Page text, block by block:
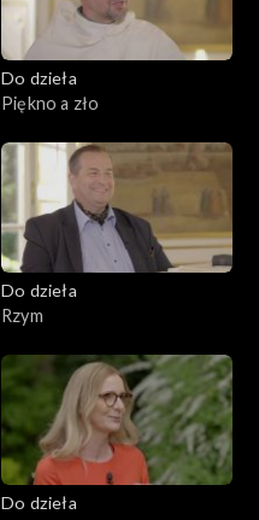
Do dzieła
Piękno a zło
Do dzieła
Rzym
Do dzieła